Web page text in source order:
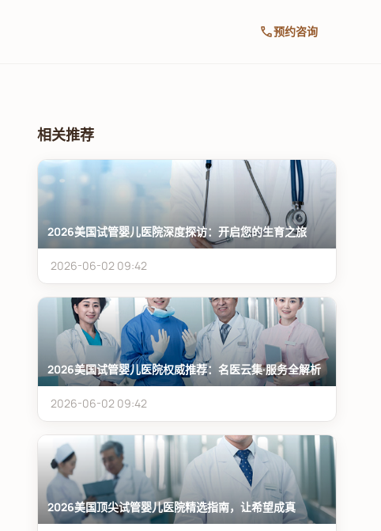
call预约咨询
相关推荐
2026美国试管婴儿医院深度探访：开启您的生育之旅
2026-06-02 09:42
2026美国试管婴儿医院权威推荐：名医云集·服务全解析
2026-06-02 09:42
2026美国顶尖试管婴儿医院精选指南，让希望成真